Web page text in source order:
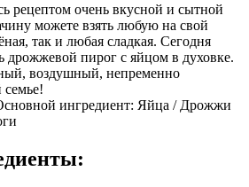
рецептом очень вкусной и сытной
можете взять любую на свой
так и любая сладкая. Сегодня
дрожжевой пирог с яйцом в духовке.
воздушный, непременно
семье!
ингредиент: Яйца / Дрожжи